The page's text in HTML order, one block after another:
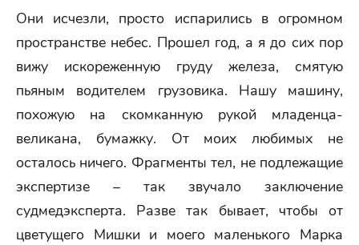
Они исчезли, просто испарились в огромном
пространстве небес. Прошел год, а я до сих пор
вижу искореженную груду железа, смятую
пьяным водителем грузовика. Нашу машину,
похожую на скомканную рукой младенца-
великана, бумажку. От моих любимых не
осталось ничего. Фрагменты тел, не подлежащие
экспертизе – так звучало заключение
судмедэксперта. Разве так бывает, чтобы от
цветущего Мишки и моего маленького Марка